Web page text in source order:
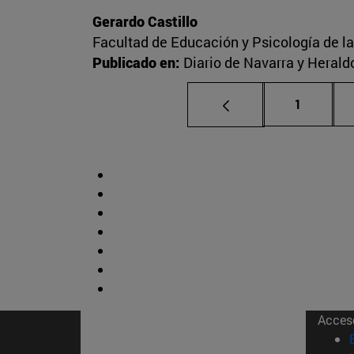
Gerardo Castillo
Facultad de Educación y Psicología de
Publicado en: Diario de Navarra y
Página
1